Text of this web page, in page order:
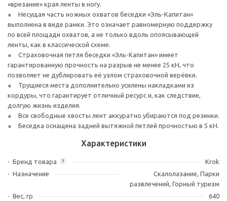
«врезание» края ленты в ногу.
Несущая часть ножных охватов беседки «Эль-Капитан»
выполнена в виде рамки. Это означает равномерную поддержку
по всей площади охватов, а не только вдоль опоясывающей
ленты, как в классической схеме.
Страховочная петля беседки «Эль-Капитан» имеет
гарантированную прочность на разрыв не менее 25 кН, что
позволяет не дублировать её узлом страховочной верёвки.
Трущиеся места дополнительно усилены накладками из
кордуры, что гарантирует отличный ресурс и, как следствие,
долгую жизнь изделия.
Все свободные хвосты лент аккуратно убираются под резинки.
Беседка оснащена задней вытяжной петлей прочностью в 5 кН.
Характеристики
?
Бренд товара
Krok
Назначение
Скалолазание, Парки
развлечений, Горный туризм
Вес, гр
640